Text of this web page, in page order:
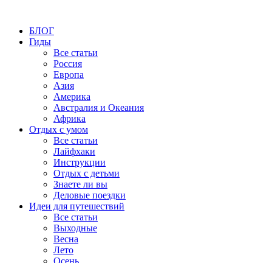
БЛОГ
Гиды
Все статьи
Россия
Европа
Азия
Америка
Австралия и Океания
Африка
Отдых с умом
Все статьи
Лайфхаки
Инструкции
Отдых с детьми
Знаете ли вы
Деловые поездки
Идеи для путешествий
Все статьи
Выходные
Весна
Лето
Осень